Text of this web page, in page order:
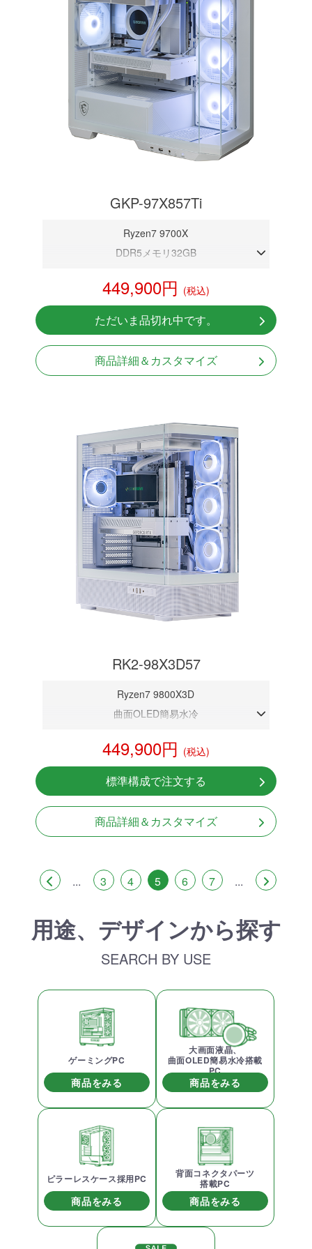
GKP-97X857Ti
Ryzen7 9700X
DDR5メモリ32GB
NVMeSSD 1TB
無線LAN Bluetooth対応
Windows11 Home 64bit
449,900円 (税込)
ただいま品切れ中です。
商品詳細＆カスタマイズ
RK2-98X3D57
Ryzen7 9800X3D
曲面OLED簡易水冷
RTX 5070 12GB
NVMeSSD 1TB
無線LAN Bluetooth対応
Windows11 Home 64bit
449,900円 (税込)
標準構成で注文する
商品詳細＆カスタマイズ
... 3 4 5 6 7 ...
用途、デザインから探す
SEARCH BY USE
ゲーミングPC
商品をみる
大画面液晶、
曲面OLED簡易水冷搭載
PC
商品をみる
ピラーレスケース採用PC
商品をみる
背面コネクタパーツ
搭載PC
商品をみる